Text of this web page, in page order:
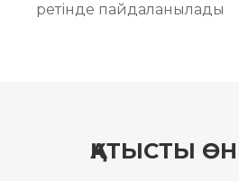
ретінде пайдаланылады
ҚАТЫСТЫ